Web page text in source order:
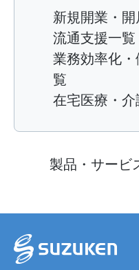
新規開業・
流通支援一覧
業務効率化
覧
在宅医療・
製品・サービ